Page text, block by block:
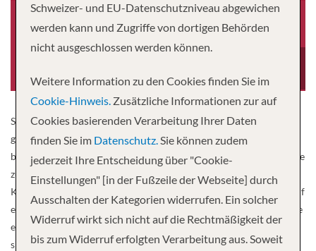
Baujahr
Besatzung
Sind Sie bereit, dem Alltag zu entfliehen? Als eines unserer
größeren Schiffe bietet die Norwegian Breakaway® alles, was Sie
brauchen, um sich wie in einer anderen Welt zu fühlen, während Sie
zu den beliebtesten Reisezielen cruisen. Begeben Sie sich auf eine
Karibikkreuzfahrt und schwimmen Sie mit Delfinen, tauchen Sie auf
einer Mittelmeerkreuzfahrt in die Geschichte ein oder genießen Sie
einfach entspannte Tage auf einer Transatlantikreise. Gönnen Sie
sich eine wohlverdiente Auszeit im preisgekrönten Mandara Spa®
Schweizer- und EU-Datenschutzniveau abgewichen
werden kann und Zugriffe von dortigen Behörden
nicht ausgeschlossen werden können.
Weitere Information zu den Cookies finden Sie im
Cookie-Hinweis. Zusätzliche Informationen zur auf
Cookies basierenden Verarbeitung Ihrer Daten
finden Sie im Datenschutz.Sie können zudem
jederzeit Ihre Entscheidung über "Cookie-
Einstellungen" [in der Fußzeile der Webseite] durch
Ausschalten der Kategorien widerrufen. Ein solcher
Widerruf wirkt sich nicht auf die Rechtmäßigkeit der
bis zum Widerruf erfolgten Verarbeitung aus. Soweit